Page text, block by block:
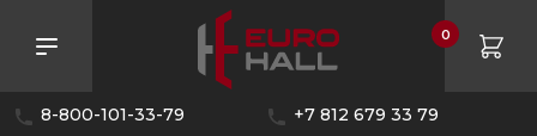
8-800-101-33-79
+7 812 679 33 79
0